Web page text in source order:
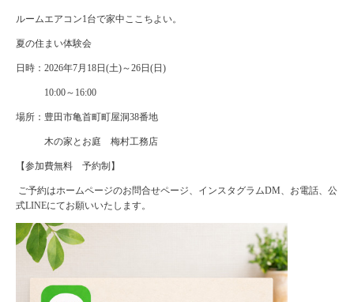
ルームエアコン1台で家中ここちよい。
夏の住まい体験会
日時：2026年7月18日(土)～26日(日)
10:00～16:00
場所：豊田市亀首町町屋洞38番地
木の家とお庭 梅村工務店
【参加費無料 予約制】
ご予約はホームページのお問合せページ、インスタグラムDM、お電話、公
式LINEにてお願いいたします。